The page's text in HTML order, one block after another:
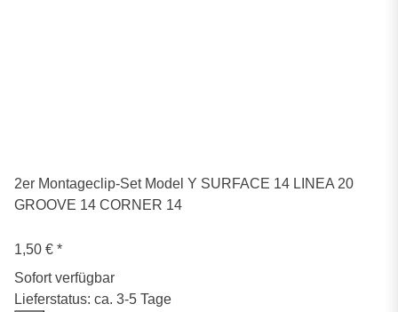
2er Montageclip-Set Model Y SURFACE 14 LINEA 20
GROOVE 14 CORNER 14
1,50 € *
Sofort verfügbar
Lieferstatus: ca. 3-5 Tage